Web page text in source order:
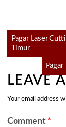
Post
Pagar Laser
Timur
LEAVE
Your email address
Comment *